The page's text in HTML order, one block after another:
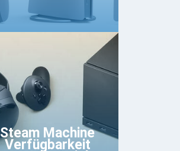
Steam Machine
Verfügbarkeit